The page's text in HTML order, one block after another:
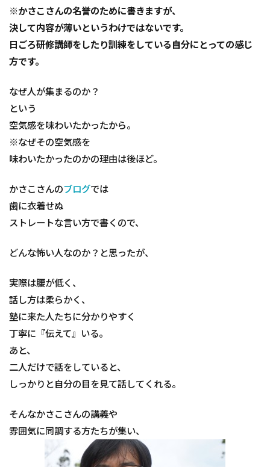
※かさこさんの名誉のために書きますが、
決して内容が薄いというわけではないです。
日ごろ研修講師をしたり訓練をしている自分にとっての感じ
方です。
なぜ人が集まるのか？
という
空気感を味わいたかったから。
※なぜその空気感を
味わいたかったのかの理由は後ほど。
かさこさんのブログでは
歯に衣着せぬ
ストレートな言い方で書くので、
どんな怖い人なのか？と思ったが、
実際は腰が低く、
話し方は柔らかく、
塾に来た人たちに分かりやすく
丁寧に『伝えて』いる。
あと、
二人だけで話をしていると、
しっかりと自分の目を見て話してくれる。
そんなかさこさんの講義や
雰囲気に同調する方たちが集い、